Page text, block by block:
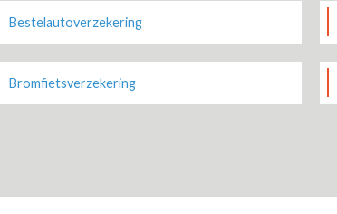
Bestelautoverzekering
Bromfietsverzekering